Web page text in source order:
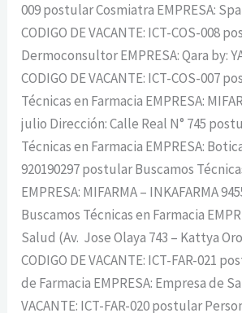
009 postular Cosmiatra EMPRESA:
CODIGO DE VACANTE: ICT-COS-008
Dermoconsultor EMPRESA: Qara by:
CODIGO DE VACANTE: ICT-COS-007
Técnicas en Farmacia EMPRESA:
julio Dirección: Calle Real N° 745
Técnicas en Farmacia EMPRESA:
920190297 postular Buscamos
EMPRESA: MIFARMA – INKAFARMA
Buscamos Técnicas en Farmacia
Salud (Av. Jose Olaya 743 – Kattya
CODIGO DE VACANTE: ICT-FAR-021
de Farmacia EMPRESA: Empresa de
VACANTE: ICT-FAR-020 postular